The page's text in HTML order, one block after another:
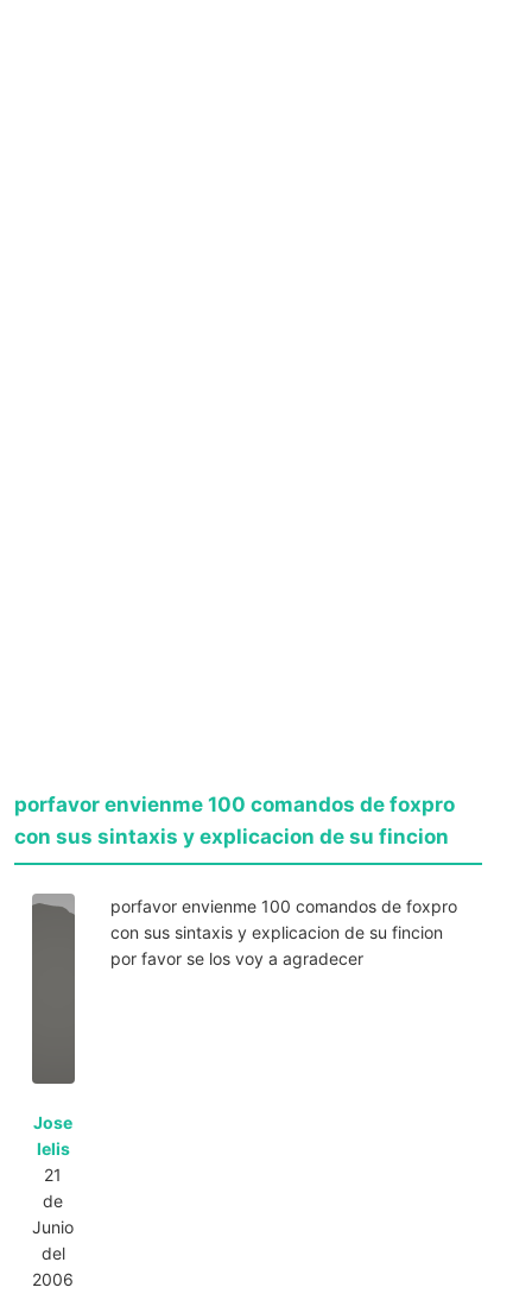
porfavor envienme 100 comandos de foxpro
con sus sintaxis y explicacion de su fincion
Jose
lelis
21
de
Junio
del
2006
porfavor envienme 100 comandos de foxpro
con sus sintaxis y explicacion de su fincion
por favor se los voy a agradecer